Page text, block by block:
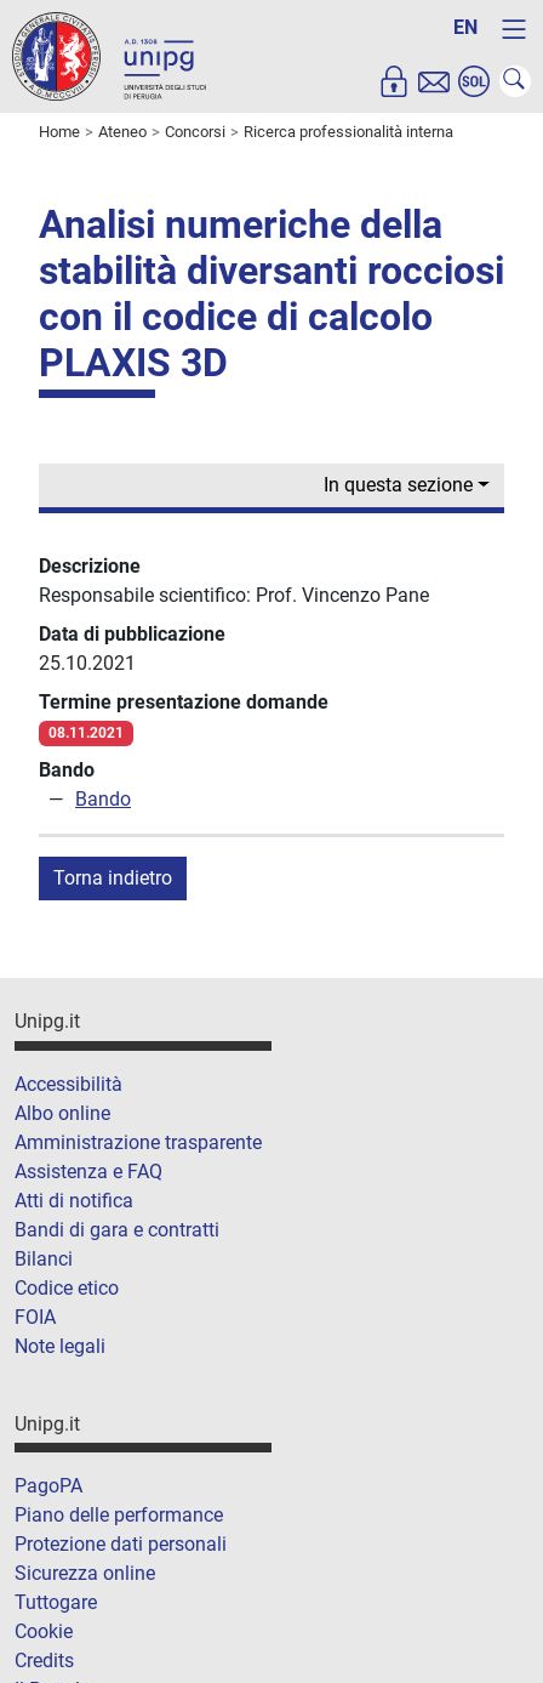
EN
Home Ateneo Concorsi Ricerca professionalità interna
Analisi numeriche della
stabilità diversanti rocciosi
con il codice di calcolo
PLAXIS 3D
In questa sezione
Descrizione
Responsabile scientifico: Prof. Vincenzo Pane
Data di pubblicazione
25.10.2021
Termine presentazione domande
08.11.2021
Bando
Bando
Torna indietro
Unipg.it
Accessibilità
Albo online
Amministrazione trasparente
Assistenza e FAQ
Atti di notifica
Bandi di gara e contratti
Bilanci
Codice etico
FOIA
Note legali
Unipg.it
PagoPA
Piano delle performance
Protezione dati personali
Sicurezza online
Tuttogare
Cookie
Credits